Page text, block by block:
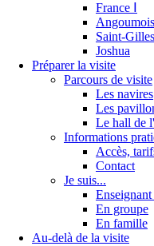
France Ⅰ
Angoumois
Saint-Gilles
Joshua
Préparer la visite
Parcours de visite
Les navires
Les
Le hall de
Informations
Accès,
Contact
Je suis...
En groupe
En famille
Au-delà de la visite